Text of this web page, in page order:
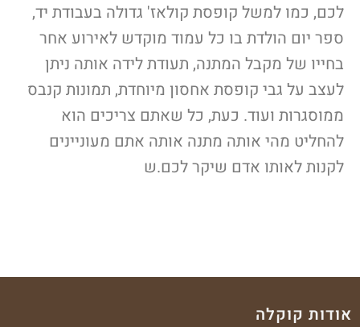
לכם, כמו למשל קופסת קולאז' גדולה בעבודת יד,
ספר יום הולדת בו כל עמוד מוקדש לאירוע אחר
בחייו של מקבל המתנה, תעודת לידה אותה ניתן
לעצב על גבי קופסת אחסון מיוחדת, תמונות קנבס
ממוסגרות ועוד. כעת, כל שאתם צריכים הוא
להחליט מהי אותה מתנה אותה אתם מעוניינים
לקנות לאותו אדם שיקר לכם.ש
אודות קוקלה